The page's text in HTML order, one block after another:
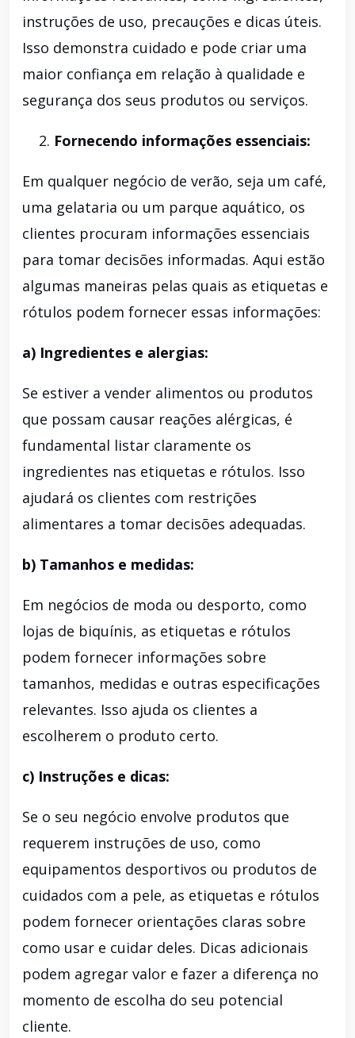
instruções de uso, precauções e dicas úteis.
Isso demonstra cuidado e pode criar uma
maior confiança em relação à qualidade e
segurança dos seus produtos ou serviços.
Fornecendo informações essenciais:
Em qualquer negócio de verão, seja um café,
uma gelataria ou um parque aquático, os
clientes procuram informações essenciais
para tomar decisões informadas. Aqui estão
algumas maneiras pelas quais as etiquetas e
rótulos podem fornecer essas informações:
a) Ingredientes e alergias:
Se estiver a vender alimentos ou produtos
que possam causar reações alérgicas, é
fundamental listar claramente os
ingredientes nas etiquetas e rótulos. Isso
ajudará os clientes com restrições
alimentares a tomar decisões adequadas.
b) Tamanhos e medidas:
Em negócios de moda ou desporto, como
lojas de biquínis, as etiquetas e rótulos
podem fornecer informações sobre
tamanhos, medidas e outras especificações
relevantes. Isso ajuda os clientes a
escolherem o produto certo.
c) Instruções e dicas:
Se o seu negócio envolve produtos que
requerem instruções de uso, como
equipamentos desportivos ou produtos de
cuidados com a pele, as etiquetas e rótulos
podem fornecer orientações claras sobre
como usar e cuidar deles. Dicas adicionais
podem agregar valor e fazer a diferença no
momento de escolha do seu potencial
cliente.